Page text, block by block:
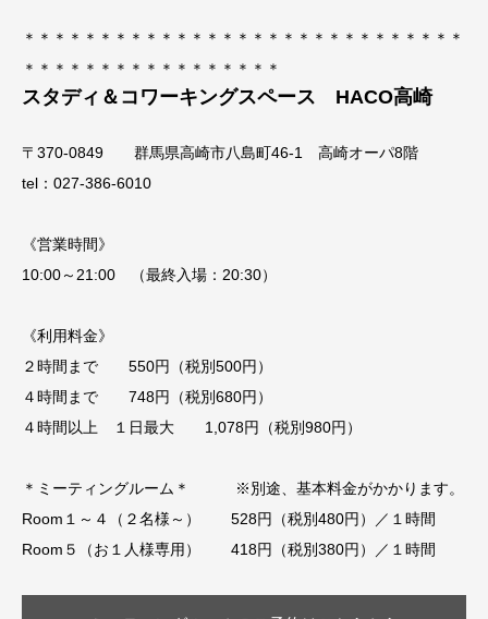
＊＊＊＊＊＊＊＊＊＊＊＊＊＊＊＊＊＊＊＊＊＊＊＊＊＊＊＊＊
＊＊＊＊＊＊＊＊＊＊＊＊＊＊＊＊＊
スタディ＆コワーキングスペース HACO高崎
〒370-0849 群馬県高崎市八島町46-1 高崎オーパ8階
tel：027-386-6010
《営業時間》
10:00～21:00 （最終入場：20:30）
《利用料金》
２時間まで 550円（税別500円）
４時間まで 748円（税別680円）
４時間以上 １日最大 1,078円（税別980円）
＊ミーティングルーム＊ ※別途、基本料金がかかります。
Room１～４（２名様～） 528円（税別480円）／１時間
Room５（お１人様専用） 418円（税別380円）／１時間